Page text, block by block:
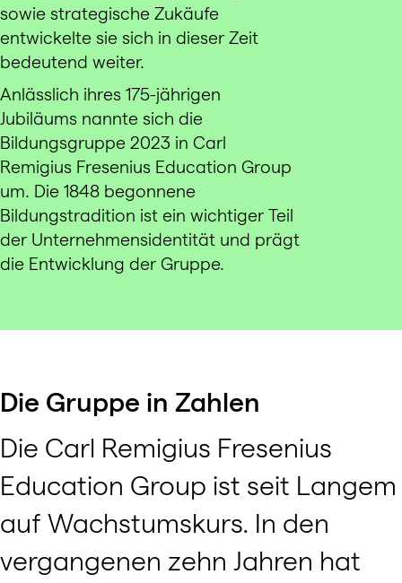
sowie strategische Zukäufe
entwickelte sie sich in dieser Zeit
bedeutend weiter.
Anlässlich ihres 175-jährigen
Jubiläums nannte sich die
Bildungsgruppe 2023 in Carl
Remigius Fresenius Education Group
um. Die 1848 begonnene
Bildungstradition ist ein wichtiger Teil
der Unternehmensidentität und prägt
die Entwicklung der Gruppe.
Die Gruppe in Zahlen
Die Carl Remigius Fresenius
Education Group ist seit Langem
auf Wachstumskurs. In den
vergangenen zehn Jahren hat